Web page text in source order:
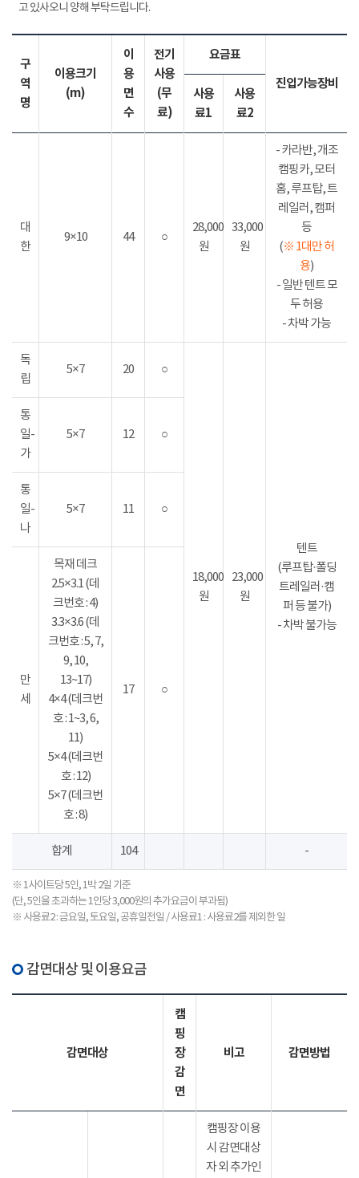
고 있사오니 양해 부탁드립니다.
구
역
명
이용크기
(m)
이
용
면
수
전기
사용
(무
료)
요금표
진입가능장비
사용
료1
사용
료2
대
한
9×10 44 ○
28,000
원
33,000
원
- 카라반, 개조
캠핑카, 모터
홈, 루프탑, 트
레일러, 캠퍼
등
(※ 1대만 허
용)
- 일반 텐트 모
두 허용
- 차박 가능
독
립
5×7 20 ○
18,000
원
23,000
원
텐트
(루프탑·폴딩
트레일러·캠
퍼 등 불가)
- 차박 불가능
통
일-
가
5×7 12 ○
통
일-
나
5×7 11 ○
만
세
목재 데크
2.5×3.1 (데
크번호 : 4)
3.3×3.6 (데
크번호 : 5, 7,
9, 10,
13~17)
4×4 (데크번
호 : 1~3, 6,
11)
5×4 (데크번
호 : 12)
5×7 (데크번
호 : 8)
17 ○
합계 104 -
※ 1사이트당 5인, 1박 2일 기준
(단, 5인을 초과하는 1인당 3,000원의 추가요금이 부과됨)
※ 사용료2 : 금요일, 토요일, 공휴일전일 / 사용료1 : 사용료2를 제외한 일
감면대상 및 이용요금
감면대상
캠
핑
장
감
면
비고 감면방법
캠핑장 이용
시 감면대상
자 외 추가인